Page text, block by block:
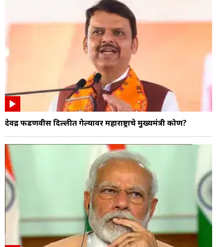
देवेंद्र फडणवीस दिल्लीत गेल्यावर महाराष्ट्राचे मुख्यमंत्री कोण?